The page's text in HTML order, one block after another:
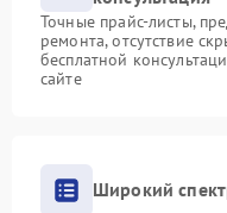
Точные прайс-листы,
ремонта, отсутствие
бесплатной
сайте
Широкий